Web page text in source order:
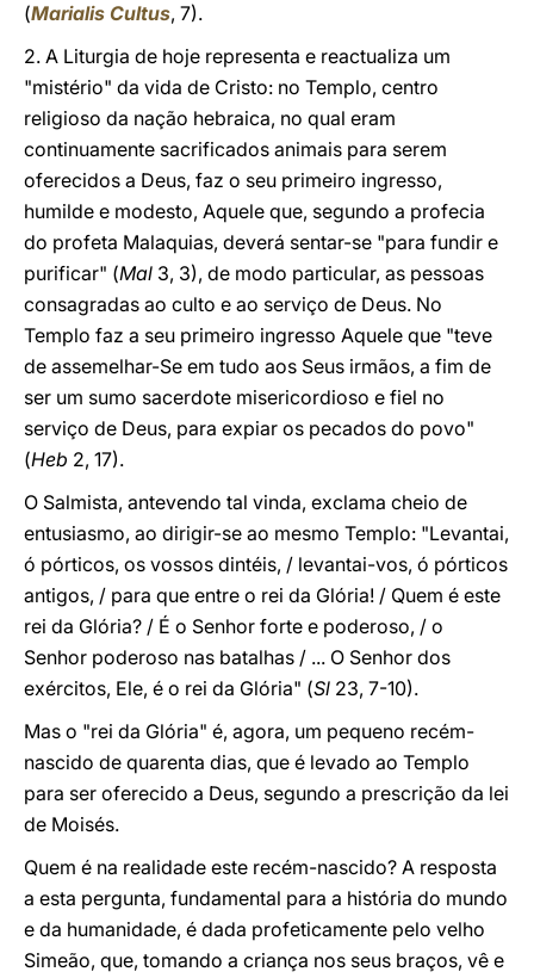
(Marialis Cultus, 7).
2. A Liturgia de hoje representa e reactualiza um
"mistério" da vida de Cristo: no Templo, centro
religioso da nação hebraica, no qual eram
continuamente sacrificados animais para serem
oferecidos a Deus, faz o seu primeiro ingresso,
humilde e modesto, Aquele que, segundo a profecia
do profeta Malaquias, deverá sentar-se "para fundir e
purificar" (Mal 3, 3), de modo particular, as pessoas
consagradas ao culto e ao serviço de Deus. No
Templo faz a seu primeiro ingresso Aquele que "teve
de assemelhar-Se em tudo aos Seus irmãos, a fim de
ser um sumo sacerdote misericordioso e fiel no
serviço de Deus, para expiar os pecados do povo"
(Heb 2, 17).
O Salmista, antevendo tal vinda, exclama cheio de
entusiasmo, ao dirigir-se ao mesmo Templo: "Levantai,
ó pórticos, os vossos dintéis, / levantai-vos, ó pórticos
antigos, / para que entre o rei da Glória! / Quem é este
rei da Glória? / É o Senhor forte e poderoso, / o
Senhor poderoso nas batalhas / ... O Senhor dos
exércitos, Ele, é o rei da Glória" (Sl 23, 7-10).
Mas o "rei da Glória" é, agora, um pequeno recém-
nascido de quarenta dias, que é levado ao Templo
para ser oferecido a Deus, segundo a prescrição da lei
de Moisés.
Quem é na realidade este recém-nascido? A resposta
a esta pergunta, fundamental para a história do mundo
e da humanidade, é dada profeticamente pelo velho
Simeão, que, tomando a criança nos seus braços, vê e